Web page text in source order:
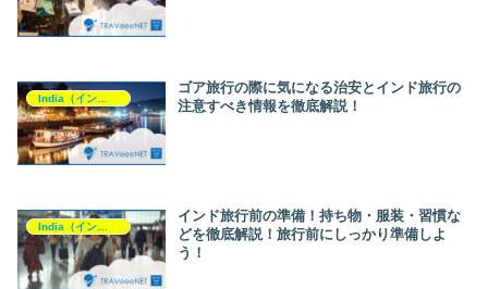
ゴア旅行の際に気になる治安とインド旅行の
注意すべき情報を徹底解説！
インド旅行前の準備！持ち物・服装・習慣な
どを徹底解説！旅行前にしっかり準備しよ
う！